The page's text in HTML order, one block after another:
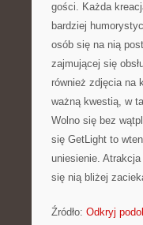
gości. Każda
bardziej
osób się na nią
zajmującej się
również zdjęcia na
ważną kwestią, w
Wolno się bez
się GetLight to
uniesienie.
się nią bliżej
Źródło: Odkryj